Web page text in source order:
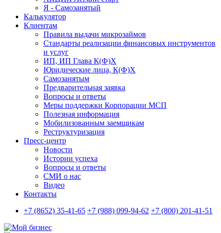
Я - Самозанятый
Калькулятор
Клиентам
Правила выдачи микрозаймов
Стандарты реализации финансовых инструментов
и услуг
ИП, ИП Глава К(Ф)Х
Юридические лица, К(Ф)Х
Самозанятым
Предварительная заявка
Вопросы и ответы
Меры поддержки Корпорации МСП
Полезная информация
Мобилизованным заемщикам
Реструктуризация
Пресс-центр
Новости
Истории успеха
Вопросы и ответы
СМИ о нас
Видео
Контакты
+7 (8652) 35-41-65 +7 (988) 099-94-62 +7 (800) 201-41-51